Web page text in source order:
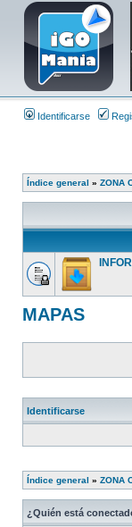
Identificarse
Índice general » ZONA
MAPAS
Identificarse
Índice general » ZONA
¿Quién está